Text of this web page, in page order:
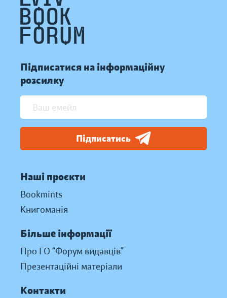
Підписатися на інформаційну
розсилку
Підписатись
Наші проєкти
Bookmints
Книгоманія
Більше інформації
Про ГО “Форум видавців”
Презентаційні матеріали
Контакти